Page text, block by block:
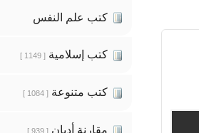
كتب علم النفس
كتب إسلامية [ 1149 ]
كتب متنوعة [ 1084 ]
مقارنة أديان [ 939 ]